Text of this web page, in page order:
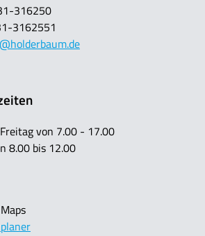
316250
3162551
von 7.00 - 17.00
8.00 bis 12.00